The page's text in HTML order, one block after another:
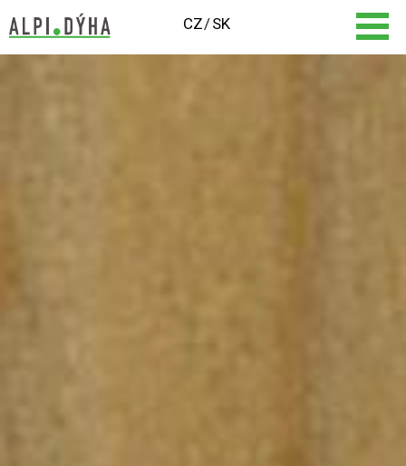
CZ SK